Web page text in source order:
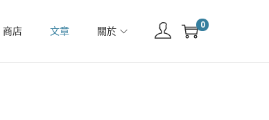
商店 文章 關於
0